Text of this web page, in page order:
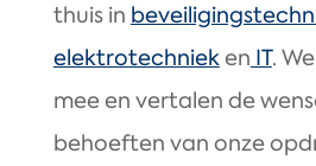
thuis in
elektrotechnieken IT.
mee en vertalen de
behoeften van onze